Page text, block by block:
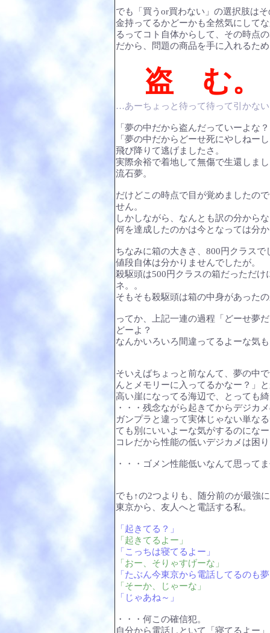
でも「買うor買わない」の選択肢は
金持ってるかどーかも全然気にして
るってコト自体からして、その時点
だから、問題の商品を手に入れるた
盗 む。
…あーちょっと待って待って引かな
「夢の中だから盗んだっていーよな
「夢の中だからどーせ死にやしねー
飛び降りて逃げましたさ。
実際余裕で着地して無傷で生還しま
流石夢。
だけどこの時点で目が覚めましたの
せん。
しかしながら、なんとも訳の分から
何を達成したのかは今となっては分
ちなみに箱の大きさ、800円クラスで
値段自体は分かりませんでしたが。
殺駆頭は500円クラスの箱だっただ
ネ。。
そもそも殺駆頭は箱の中身があった
ってか、上記一連の過程「どーせ夢
どーよ？
なんかいろいろ間違ってるよーな気
そいえばちょっと前なんて、夢の中
んとメモリーに入ってるかなー？」
高い崖になってる海辺で、とっても
・・・残念ながら起きてからデジカ
ガンプラと違って実体じゃない単な
ても別にいいよーな気がするのにな
コレだから性能の低いデジカメは困
・・・ゴメン性能低いなんて思って
でも↑の2つよりも、随分前のが最強
東京から、友人へと電話する私。
「起きてる？」
「起きてるよー」
「こっちは寝てるよー」
「おー、そりゃすげーな」
「たぶん今東京から電話してるのも
「そーか、じゃーな」
「じゃあね～」
・・・何この確信犯。
自分から電話しといて「寝てるよー